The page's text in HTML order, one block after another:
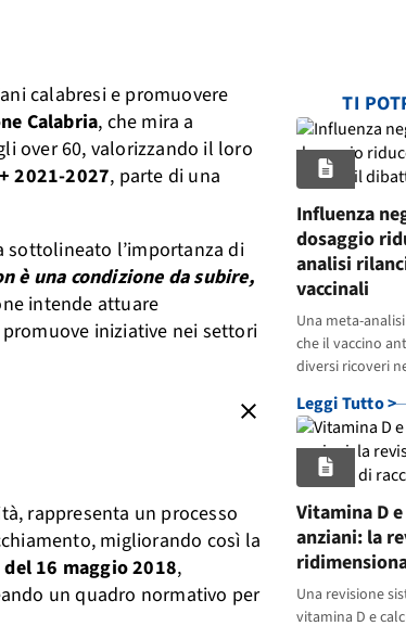
calabresi e promuovere
Calabria, che mira a
over 60, valorizzando il loro
2021-2027, parte di una
sottolineato l’importanza di
è una condizione da subire,
intende attuare
promuove iniziative nei settori
close
rappresenta un processo
migliorando così la
16 maggio 2018,
un quadro normativo per
TI
Influenza
dosaggio
analisi
vaccinali
Una meta-
che il vaccino
diversi ricoveri
Leggi Tutto >
Vitamina D
anziani: la
Una revisione
vitamina D e